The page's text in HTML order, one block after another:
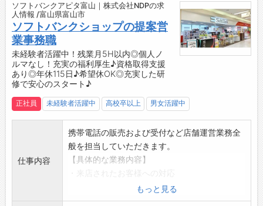
・お客様から感謝の言葉をいただける瞬間は最
大の喜びです♪
【約2ヶ月間の充実した研修カリキュラム】
◆座学研修
・入社後14日間の座学研修で、ビジネスマナー
や接客スキル、各種サービスや機種のスペック
をはじめとする専門知識を習得します。
↓
◆OJT研修
・店舗配属後、入社して2ヶ月間はOJTにより
先輩がしっかりとサポートします♪
・分からないことがあればすぐに相談できる環
・先輩社員の8割以上が業界未経験からの入社
で、悩みにも共感しやすく、実体験を活かした
ソフトバンクアピタ富山｜株式会社NDPの求
人情報 /富山県富山市
ソフトバンクショップの提案営
業事務職
未経験者活躍中！残業月5H以内◎個人ノ
ルマなし！充実の福利厚生♪資格取得支援
あり◎年休115日♪希望休OK◎充実した研
修で安心のスタート♪
正社員 未経験者活躍中 高校卒以上 男女活躍中
仕事内容
携帯電話の販売および受付など店舗運営業務全
般を担当していただきます。
【具体的な業務内容】
・新サービス・プランのご案内
◎店舗配属後は、シンプルな業務からお任せし
もっと見る